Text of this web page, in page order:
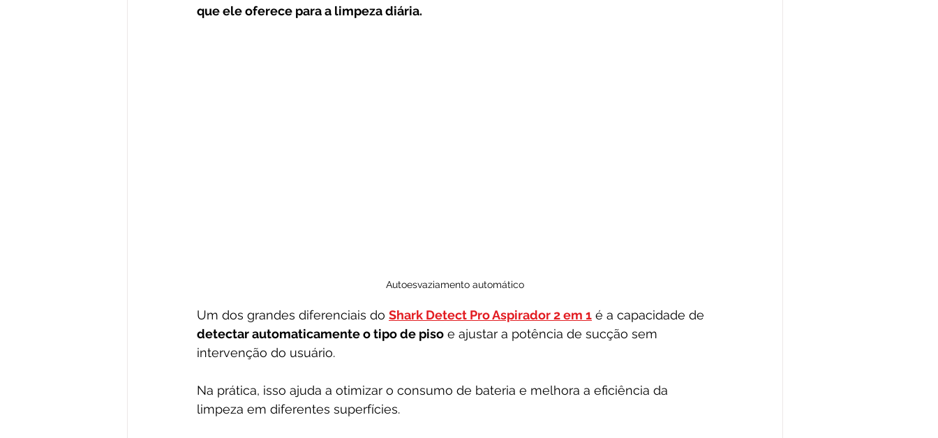
que ele oferece para a limpeza diária.
Autoesvaziamento automático
Um dos grandes diferenciais do Shark Detect Pro Aspirador 2 em 1 é a capacidade de
detectar automaticamente o tipo de piso e ajustar a potência de sucção sem
intervenção do usuário.
Na prática, isso ajuda a otimizar o consumo de bateria e melhora a eficiência da
limpeza em diferentes superfícies.